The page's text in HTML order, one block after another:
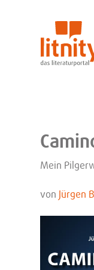
Mein
von Jürgen